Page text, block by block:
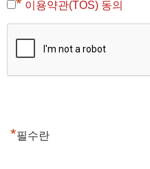
* 이용약관(TOS) 동의
*필수란